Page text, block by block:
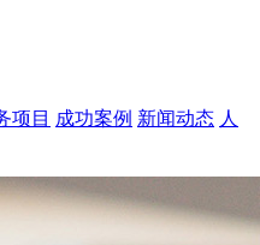
项目 成功案例 新闻动态 人